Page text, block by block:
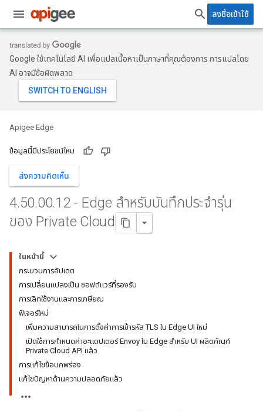
ลงชื่อเข้าใช้
Google ใช้เทคโนโลยี AI เพื่อแปลเนื้อหาเป็นภาษาที่คุณต้องการ การแปลโดย
AI อาจมีข้อผิดพลาด
Apigee Edge
ข้อมูลนี้มีประโยชน์ไหม
ส่งความคิดเห็น
4.50.00.12 - Edge สำหรับบันทึกประจำรุ่น
ของ Private Cloud
ในหน้านี้
กระบวนการอัปเดต
การเปลี่ยนแปลงเป็น ซอฟต์แวร์ที่รองรับ
การเลิกใช้งานและการเกษียณ
ฟีเจอร์ใหม่
เพิ่มความสามารถในการตั้งค่าการเข้ารหัส TLS ใน Edge UI ใหม่
เปิดใช้การกำหนดค่าอะแดปเตอร์ Envoy ใน Edge สำหรับ UI ผลิตภัณฑ์
Private Cloud API แล้ว
การแก้ไขข้อบกพร่อง
แก้ไขปัญหาด้านความปลอดภัยแล้ว